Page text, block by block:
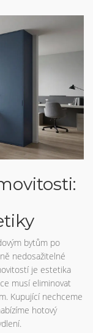
bytům po
nedosažitelné
je estetika
musí eliminovat
Kupující nechceme
hotový